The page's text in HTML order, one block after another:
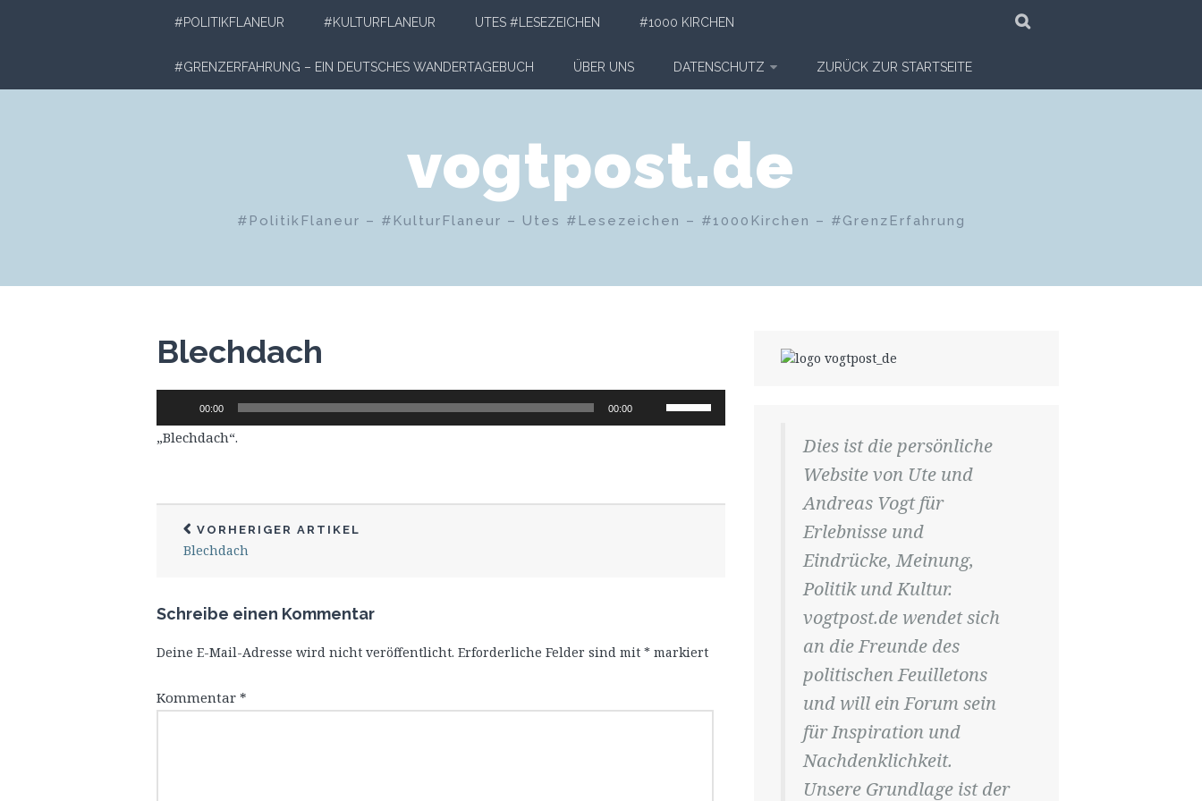
#POLITIKFLANEUR #KULTURFLANEUR UTES #LESEZEICHEN #1000 KIRCHEN
#GRENZERFAHRUNG – EIN DEUTSCHES WANDERTAGEBUCH ÜBER UNS DATENSCHUTZ ZURÜCK ZUR STARTSEITE
vogtpost.de
#PolitikFlaneur – #KulturFlaneur – Utes #Lesezeichen – #1000Kirchen – #GrenzErfahrung
Blechdach
Player
00:00 00:00
Pfeiltasten
Hoch/Runter
„Blechdach“.
VORHERIGER ARTIKEL
Blechdach
Schreibe einen Kommentar
Deine E-Mail-Adresse wird nicht veröffentlicht. Erforderliche Felder sind mit * markiert
Kommentar *
Dies ist die persönliche
Website von Ute und
Andreas Vogt für
Erlebnisse und
Eindrücke, Meinung,
Politik und Kultur.
vogtpost.de wendet sich
an die Freunde des
politischen Feuilletons
und will ein Forum sein
für Inspiration und
Nachdenklichkeit.
Unsere Grundlage ist der